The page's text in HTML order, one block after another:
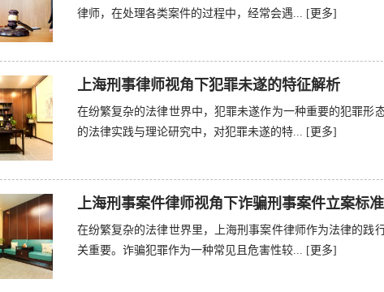
律师，在处理各类案件的过程中，经常会遇...
[更多]
上海刑事律师视角下犯罪未遂的特征解析
在纷繁复杂的法律世界中，犯罪未遂作为一种重要的犯罪形
的法律实践与理论研究中，对犯罪未遂的特...
[更多]
上海刑事案件律师视角下诈骗刑事案件立案标
在纷繁复杂的法律世界里，上海刑事案件律师作为法律的践
关重要。诈骗犯罪作为一种常见且危害性较... [更多]